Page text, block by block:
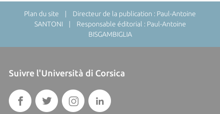
Plan du site | Directeur de la publication : Paul-Antoine
SANTONI | Responsable éditorial : Paul-Antoine
BISGAMBIGLIA
Suivre l'Università di Corsica